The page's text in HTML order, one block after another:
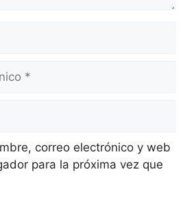
correo electrónico y web
para la próxima vez que